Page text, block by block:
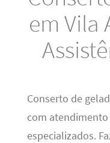
em Vila
Conserto de
com
especializados.